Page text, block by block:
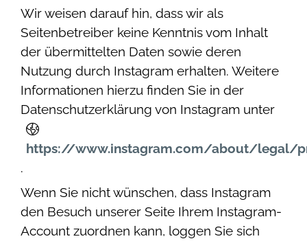
Wir weisen darauf hin, dass wir als
Seitenbetreiber keine Kenntnis vom Inhalt
der übermittelten Daten sowie deren
Nutzung durch Instagram erhalten. Weitere
Informationen hierzu finden Sie in der
Datenschutzerklärung von Instagram unter
https://www.instagram.com/about/legal/
.
Wenn Sie nicht wünschen, dass Instagram
den Besuch unserer Seite Ihrem Instagram-
Account zuordnen kann, loggen Sie sich